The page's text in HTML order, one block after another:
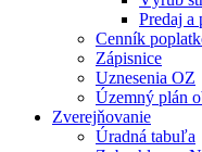
Predaj a
Cenník
Zápisnice
Uznesenia OZ
Územný plán
Zverejňovanie
Úradná tabuľa